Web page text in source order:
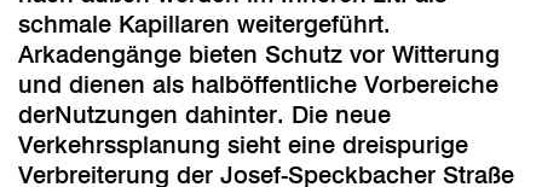
schmale Kapillaren weitergeführt.
Arkadengänge bieten Schutz vor Witterung
und dienen als halböffentliche Vorbereiche
derNutzungen dahinter. Die neue
Verkehrssplanung sieht eine dreispurige
Verbreiterung der Josef-Speckbacher Straße